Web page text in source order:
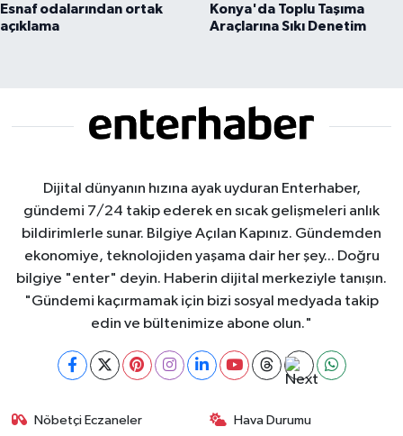
Esnaf odalarından ortak
açıklama
Konya'da Toplu Taşıma
Araçlarına Sıkı Denetim
Dijital dünyanın hızına ayak uyduran Enterhaber,
gündemi 7/24 takip ederek en sıcak gelişmeleri anlık
bildirimlerle sunar. Bilgiye Açılan Kapınız. Gündemden
ekonomiye, teknolojiden yaşama dair her şey... Doğru
bilgiye "enter" deyin. Haberin dijital merkeziyle tanışın.
"Gündemi kaçırmamak için bizi sosyal medyada takip
edin ve bültenimize abone olun."
Nöbetçi Eczaneler Hava Durumu